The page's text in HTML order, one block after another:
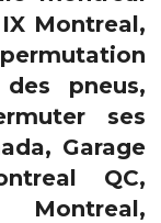
Montreal,
pneus,
ses
Garage
QC,
Montreal,